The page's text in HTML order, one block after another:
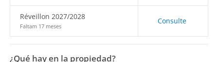
Réveillon 2027/2028
Faltam 17 meses
Consulte
¿Qué hay en la propiedad?